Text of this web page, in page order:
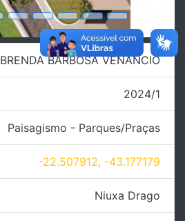
BRENDA BARBOSA VENANCIO
2024/1
Paisagismo - Parques/Praças
-22.507912, -43.177179
Niuxa Drago